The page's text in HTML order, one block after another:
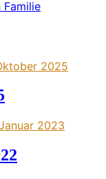
Familie
2025
2023